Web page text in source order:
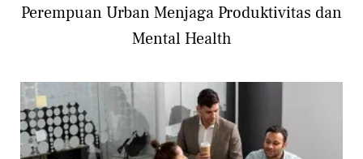
Perempuan Urban Menjaga Produktivitas dan
Mental Health